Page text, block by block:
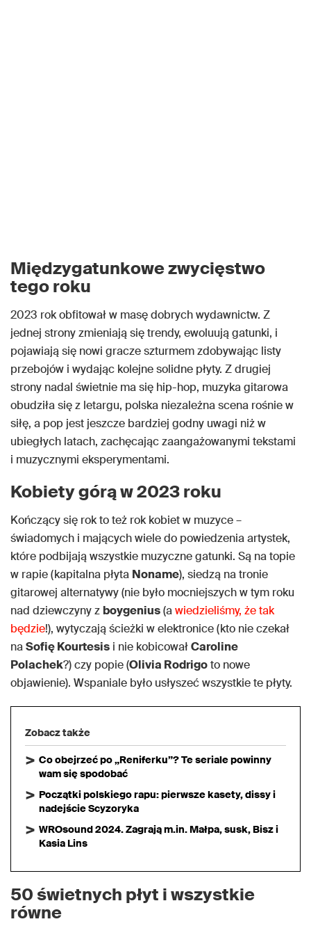
Międzygatunkowe zwycięstwo
tego roku
2023 rok obfitował w masę dobrych wydawnictw. Z
jednej strony zmieniają się trendy, ewoluują gatunki, i
pojawiają się nowi gracze szturmem zdobywając listy
przebojów i wydając kolejne solidne płyty. Z drugiej
strony nadal świetnie ma się hip-hop, muzyka gitarowa
obudziła się z letargu, polska niezależna scena rośnie w
siłę, a pop jest jeszcze bardziej godny uwagi niż w
ubiegłych latach, zachęcając zaangażowanymi tekstami
i muzycznymi eksperymentami.
Kobiety górą w 2023 roku
Kończący się rok to też rok kobiet w muzyce –
świadomych i mających wiele do powiedzenia artystek,
które podbijają wszystkie muzyczne gatunki. Są na topie
w rapie (kapitalna płyta Noname), siedzą na tronie
gitarowej alternatywy (nie było mocniejszych w tym roku
nad dziewczyny z boygenius(awiedzieliśmy, że tak
będzie!), wytyczają ścieżki w elektronice (kto nie czekał
naSofię Kourtesis i nie kobicowałCaroline
Polachek?) czy popie (Olivia Rodrigoto nowe
objawienie). Wspaniale było usłyszeć wszystkie te płyty.
Zobacz także
Co obejrzeć po „Reniferku”? Te seriale powinny
wam się spodobać
Początki polskiego rapu: pierwsze kasety, dissy i
nadejście Scyzoryka
WROsound 2024. Zagrają m.in. Małpa, susk, Bisz i
Kasia Lins
50 świetnych płyt i wszystkie
równe